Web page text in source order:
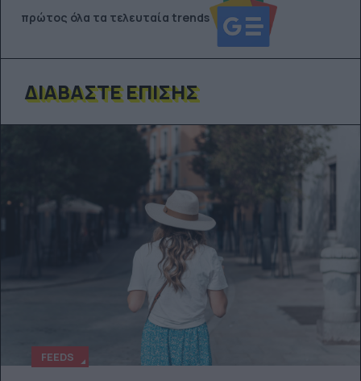
πρώτος όλα τα τελευταία trends
ΔΙΑΒΆΣΤΕ ΕΠΊΣΗΣ
FEEDS